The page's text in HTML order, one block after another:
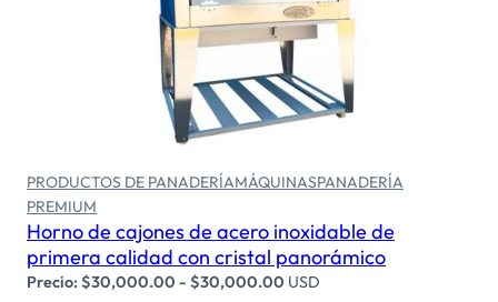
Seleccionar opciones
PRODUCTOS DE PANADERÍAMÁQUINASPANADERÍA
PREMIUM
Horno de cajones de acero inoxidable de
primera calidad con cristal panorámico
Precio:$30,000.00 - $30,000.00 USD